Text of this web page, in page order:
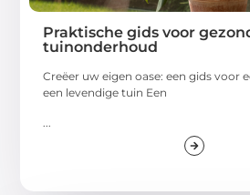
Praktische gids voor
tuinonderhoud
Creëer uw eigen oase: een gids voor
een levendige tuin Een